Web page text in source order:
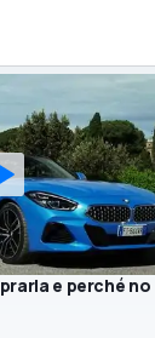
e perché no